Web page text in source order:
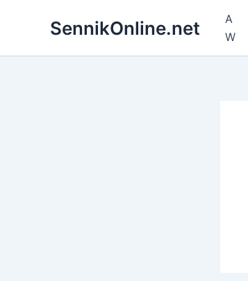
SennikOnline.net A
W